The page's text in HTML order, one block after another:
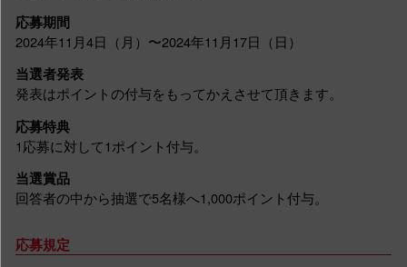
応募期間
2024年11月4日（月）〜2024年11月17日（日）
当選者発表
発表はポイントの付与をもってかえさせて頂きます。
応募特典
1応募に対して1ポイント付与。
当選賞品
回答者の中から抽選で5名様へ1,000ポイント付与。
応募規定